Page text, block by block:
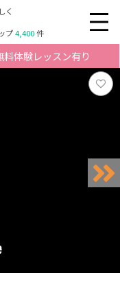
く
プ4,400件
料体験レッスン有り